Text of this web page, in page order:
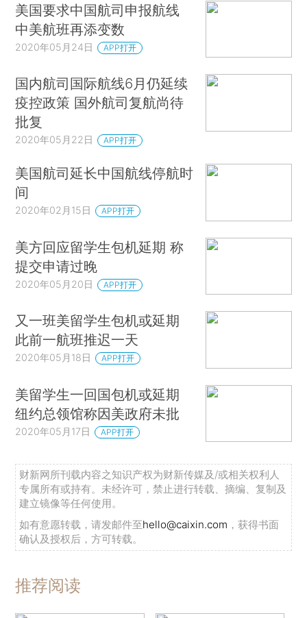
美国要求中国航司申报航线
中美航班再添变数
2020年05月24日 APP打开
国内航司国际航线6月仍延续
疫控政策 国外航司复航尚待
批复
2020年05月22日 APP打开
美国航司延长中国航线停航时
间
2020年02月15日 APP打开
美方回应留学生包机延期 称
提交申请过晚
2020年05月20日 APP打开
又一班美留学生包机或延期
此前一航班推迟一天
2020年05月18日 APP打开
美留学生一回国包机或延期
纽约总领馆称因美政府未批
2020年05月17日 APP打开
财新网所刊载内容之知识产权为财新传媒及/或相关权利人
专属所有或持有。未经许可，禁止进行转载、摘编、复制及
建立镜像等任何使用。
如有意愿转载，请发邮件至hello@caixin.com ，获得书面
确认及授权后，方可转载。
推荐阅读